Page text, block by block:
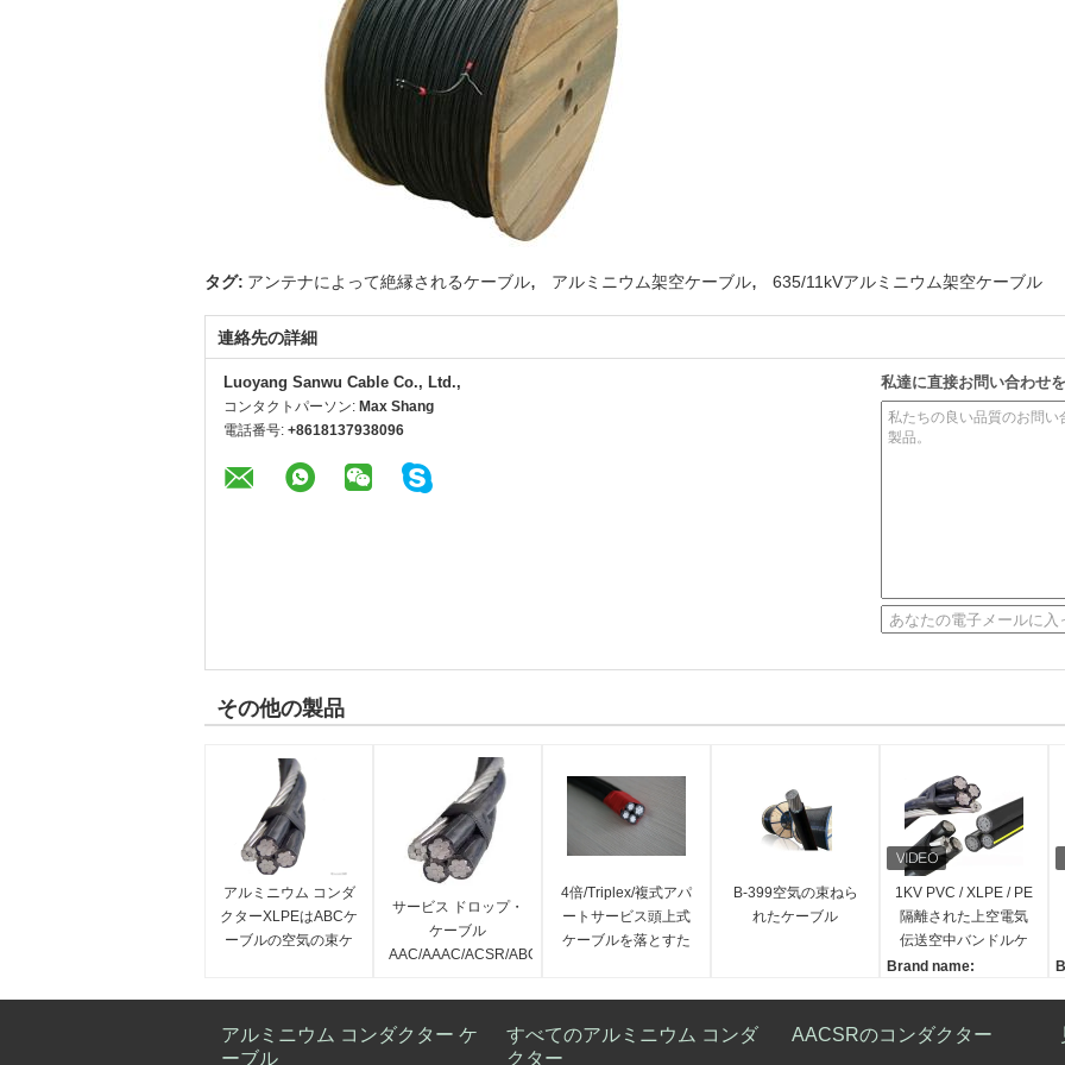
タグ: アンテナによって絶縁されるケーブル, アルミニウム架空ケーブル, 635/11kVアルミニウム架空ケーブル
連絡先の詳細
Luoyang Sanwu Cable Co., Ltd.,
コンタクトパーソン: Max Shang
電話番号: +8618137938096
私達に直接お問い合わせ
その他の製品
アルミニウム コンダ
クターXLPEはABCケ
ーブルの空気の束ケ
サービス ドロップ・
ケーブル
AAC/AAAC/ACSR/ABC
ーブルを束ねた
4倍/Triplex/複式アパ
ートサービス頭上式
ケーブルを落とすた
B-399空気の束ねら
れたケーブル
1KV PVC / XLPE / PE
隔離された上空電気
伝送空中バンドルケ
ーブル
Brand name:
アルミニウム,アル合金
アルミニウム コンダクター ケ
ーブル
すべてのアルミニウム コンダ
クター
AACSRのコンダクター